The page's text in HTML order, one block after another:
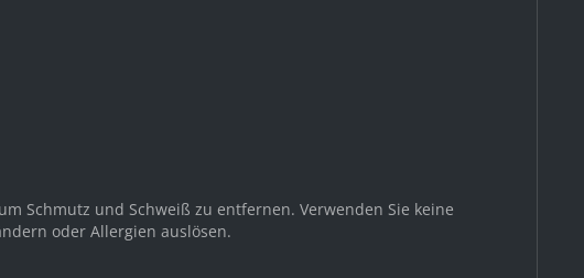
Schmutz und Schweiß zu entfernen. Verwenden Sie keine
oder Allergien auslösen.